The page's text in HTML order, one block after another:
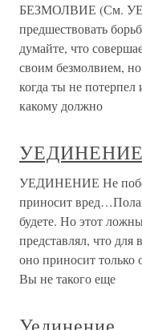
БЕЗМОЛВИЕ (См.
предшествовать
думайте, что
своим безмолвием,
когда ты не
какому должно
УЕДИНЕНИЕ
УЕДИНЕНИЕ Не
приносит
будете. Но этот
представлял, что для
оно приносит только
Вы не такого еще